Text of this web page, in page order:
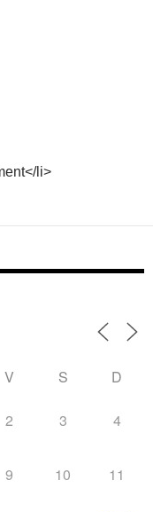
li>
V S D
2 3 4
9 10 11